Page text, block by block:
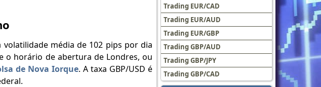
Trading EUR/CAD
Trading EUR/AUD
Trading EUR/GBP
Trading GBP/AUD
Trading GBP/JPY
Trading GBP/CAD
média de 102 pips por dia
o horário de abertura de Londres, ou
de Nova Iorque. A taxa GBP/USD é